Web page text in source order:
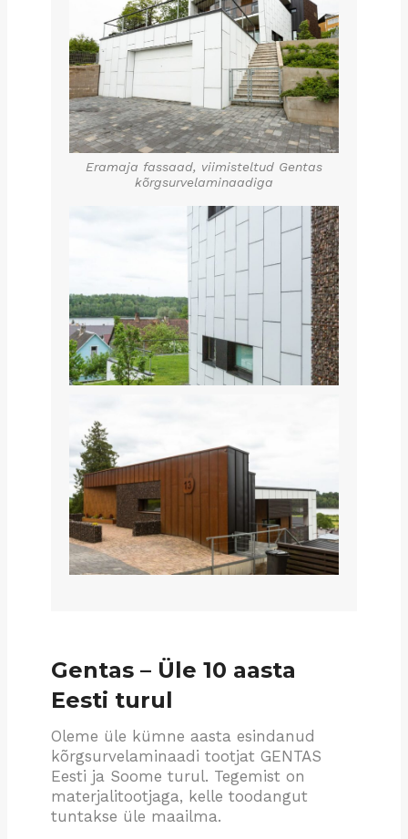
Eramaja fassaad, viimisteltud Gentas
kõrgsurvelaminaadiga
Gentas – Üle 10 aasta
Eesti turul
Oleme üle kümne aasta esindanud
kõrgsurvelaminaadi tootjat GENTAS
Eesti ja Soome turul. Tegemist on
materjalitootjaga, kelle toodangut
tuntakse üle maailma.